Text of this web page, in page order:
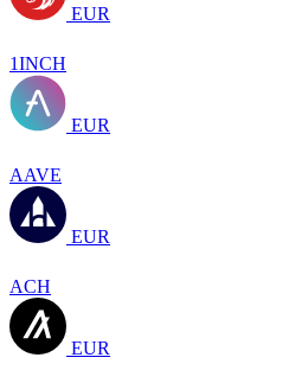
EUR
1INCH
EUR
AAVE
EUR
ACH
EUR